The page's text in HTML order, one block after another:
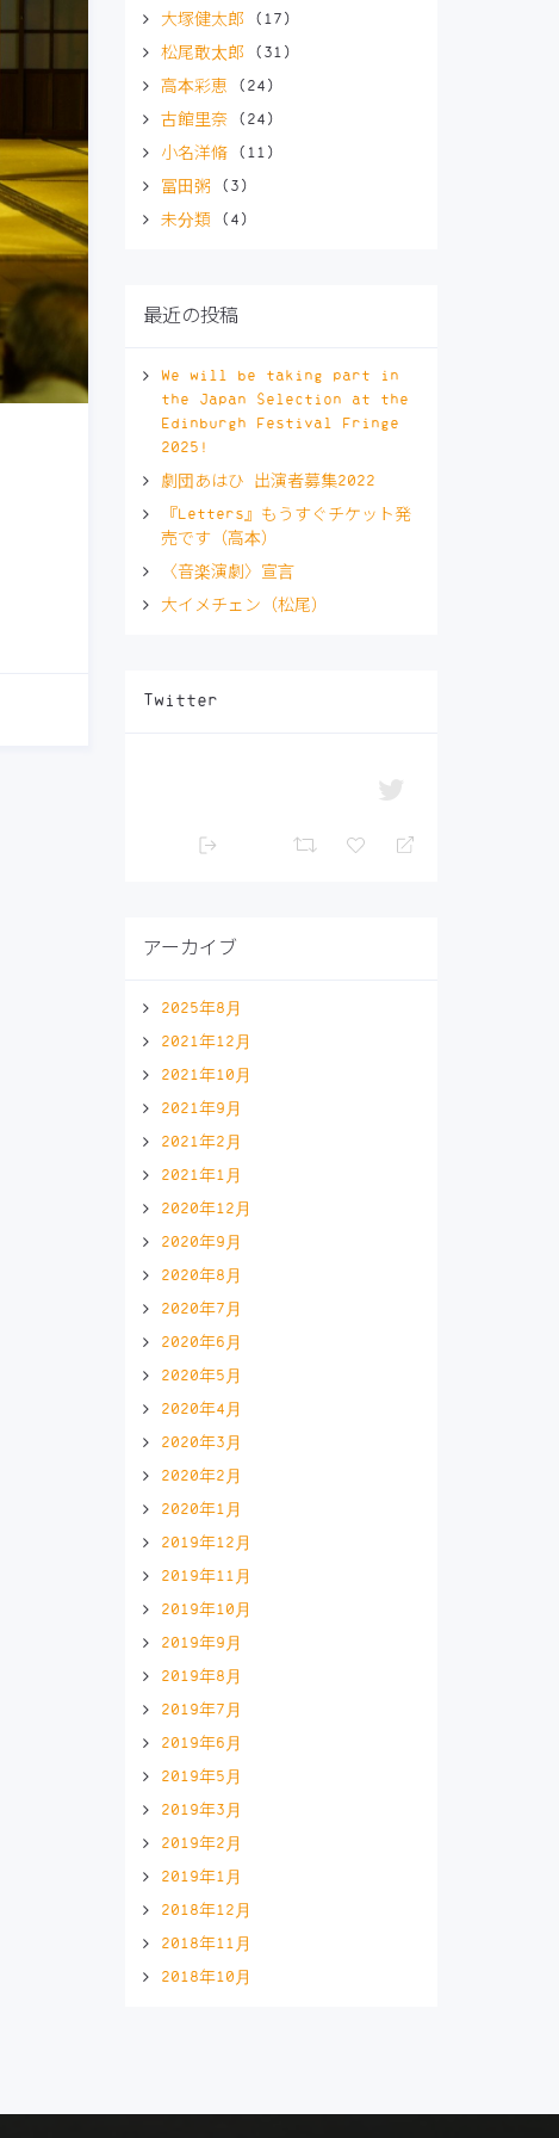
大塚健太郎 (17)
松尾敢太郎 (31)
高本彩恵 (24)
古館里奈(24)
小名洋脩(11)
冨田粥 (3)
未分類 (4)
最近の投稿
We will be taking part in
the Japan Selection at the
Edinburgh Festival Fringe
2025!
劇団あはひ 出演者募集2022
『Letters』もうすぐチケット発
売です（高本）
〈音楽演劇〉宣言
大イメチェン（松尾）
Twitter
アーカイブ
2025年8月
2021年12月
2021年10月
2021年9月
2021年2月
2021年1月
2020年12月
2020年9月
2020年8月
2020年7月
2020年6月
2020年5月
2020年4月
2020年3月
2020年2月
2020年1月
2019年12月
2019年11月
2019年10月
2019年9月
2019年8月
2019年7月
2019年6月
2019年5月
2019年3月
2019年2月
2019年1月
2018年12月
2018年11月
2018年10月